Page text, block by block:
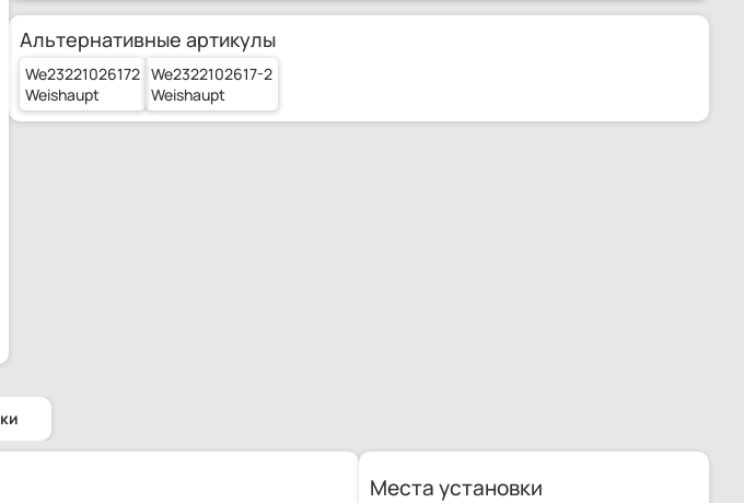
Альтернативные артикулы
We23221026172
Weishaupt
We2322102617-2
Weishaupt
Места установки